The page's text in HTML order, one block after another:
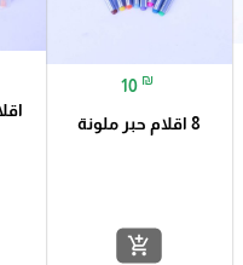
10 ₪
8 اقلام حبر ملونة
add_shopping_cart